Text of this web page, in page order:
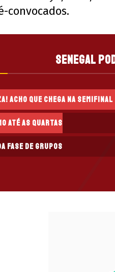
convocados.
Senegal
Acho que chega na semifinal
até as quartas
fase de grupos